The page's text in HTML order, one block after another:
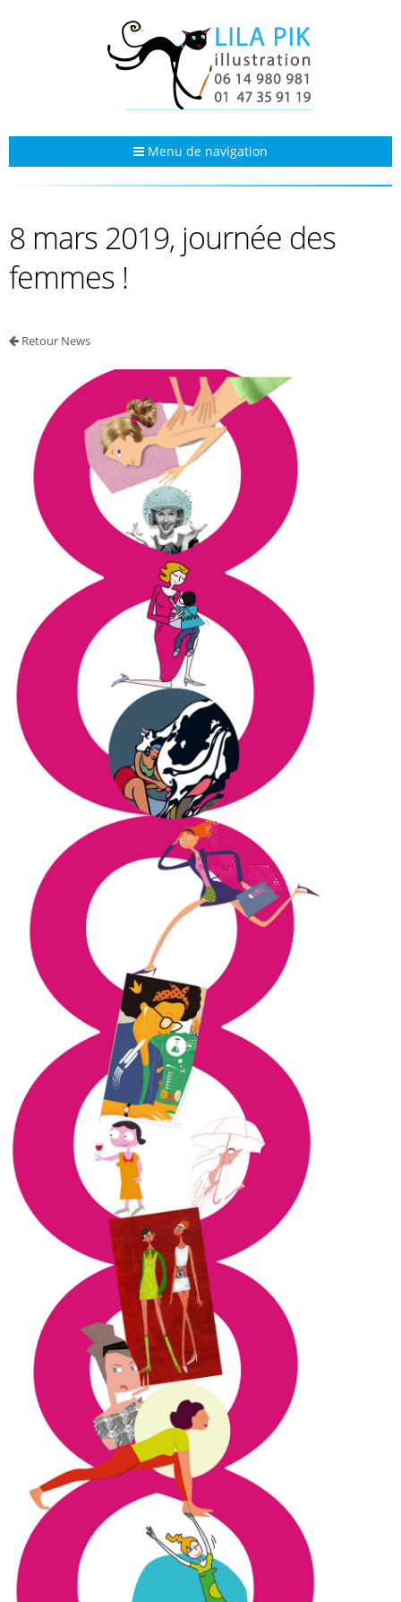
Menu de navigation
8 mars 2019, journée des
femmes !
Retour News